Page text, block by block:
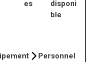
es
disponi
ble
Personnel